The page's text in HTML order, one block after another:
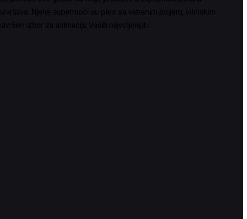
Njene supermoći su ples sa vatrenim poijem, vilinskim
izbor za animaciju Vaših najvoljenijih.